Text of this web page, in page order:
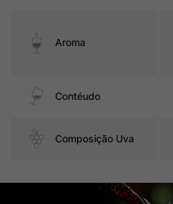
Aroma
Contéudo
Composição Uva